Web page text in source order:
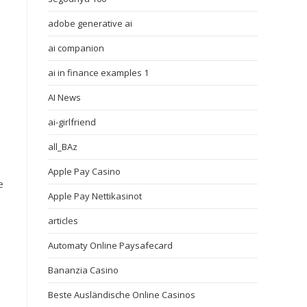
adobe generative ai
ai companion
ai in finance examples 1
AI News
ai-girlfriend
all_BAz
Apple Pay Casino
Apple Pay Nettikasinot
articles
Automaty Online Paysafecard
Bananzia Casino
Beste Ausländische Online Casinos